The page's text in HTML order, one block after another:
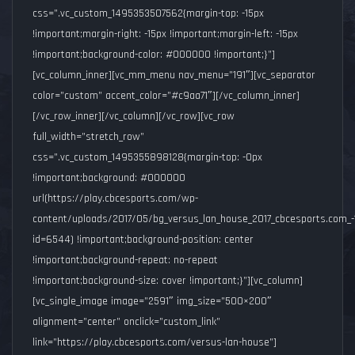
css=”.vc_custom_1495353507562{margin-top: -15px
!important;margin-right: -15px !important;margin-left: -15px
!important;background-color: #000000 !important;}”]
[vc_column_inner][vc_mm_menu nav_menu=”191″][vc_separator
color=”custom” accent_color=”#c9aa71″][/vc_column_inner]
[/vc_row_inner][/vc_column][/vc_row][vc_row
full_width=”stretch_row”
css=”.vc_custom_1495355898128{margin-top: -0px
!important;background: #000000
url(https://play.cbcesports.com/wp-
content/uploads/2017/05/bg_versus_lan_house_2017_cbcesports.com_-
id=6544) !important;background-position: center
!important;background-repeat: no-repeat
!important;background-size: cover !important;}”][vc_column]
[vc_single_image image=”2591″ img_size=”500×200″
alignment=”center” onclick=”custom_link”
link=”https://play.cbcesports.com/versus-lan-house”]